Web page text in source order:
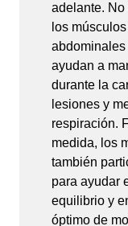
adelante.
los
ayudan a
durante la
lesiones y
respiración.
medida, los
también
para ayudar
equilibrio y
óptimo de